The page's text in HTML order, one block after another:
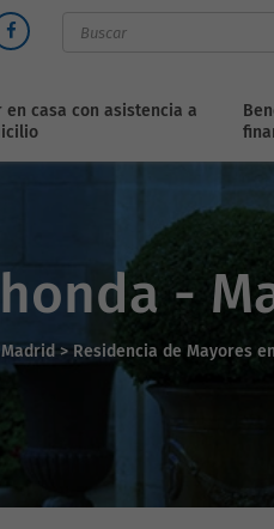
en casa con asistencia a
-
> Residencia de Mayores